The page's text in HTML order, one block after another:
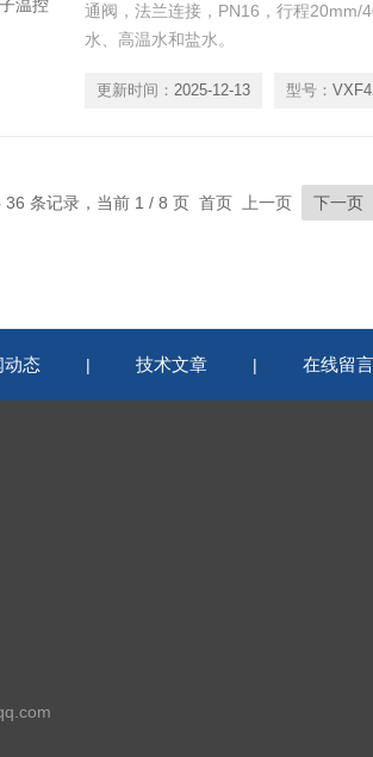
通阀，法兰连接，PN16，行程20mm/
水、高温水和盐水。
更新时间： 2025-12-13 型号：
36 条记录，当前 1 / 8 页 首页 上一页 下一页
动态 | 技术文章 | 在线留言